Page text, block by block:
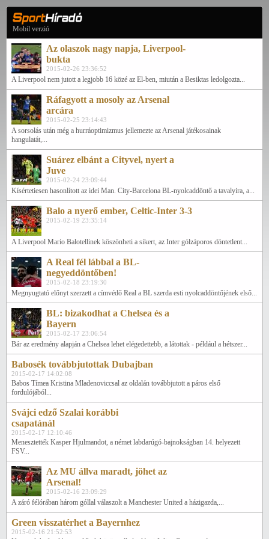
Mobil verzió
Az olaszok nagy napja, Liverpool-
bukta
2015-02-26 23:36:52
A Liverpool nem jutott a legjobb 16 közé az El-ben, miután a Besiktas ledolgozta...
Ráfagyott a mosoly az Arsenal
arcára
2015-02-25 23:14:43
A sorsolás után még a hurráoptimizmus jellemezte az Arsenal játékosainak
hangulatát,...
Suárez elbánt a Cityvel, nyert a
Juve
2015-02-24 23:09:44
Kísértetiesen hasonlított az idei Man. City-Barcelona BL-nyolcaddöntő a tavalyira, a...
Balo a nyerő ember, Celtic-Inter 3-3
2015-02-19 23:35:14
A Liverpool Mario Balotellinek köszönheti a sikert, az Inter gólzáporos döntetlent...
A Real fél lábbal a BL-
negyeddöntőben!
2015-02-18 23:19:30
Megnyugtató előnyt szerzett a címvédő Real a BL szerda esti nyolcaddöntőjének első...
BL: bizakodhat a Chelsea és a
Bayern
2015-02-17 23:06:54
Bár az eredmény alapján a Chelsea lehet elégedettebb, a látottak - például a hétszer...
Babosék továbbjutottak Dubajban
2015-02-17 14:02:08
Babos Tímea Kristina Mladenoviccsal az oldalán továbbjutott a páros első
fordulójából...
Svájci edző Szalai korábbi
csapatánál
2015-02-17 12:10:46
Menesztették Kasper Hjulmandot, a német labdarúgó-bajnokságban 14. helyezett
FSV...
Az MU állva maradt, jöhet az
Arsenal!
2015-02-16 23:09:29
A záró félórában három góllal válaszolt a Manchester United a házigazda,...
Green visszatérhet a Bayernhez
2015-02-16 21:52:53